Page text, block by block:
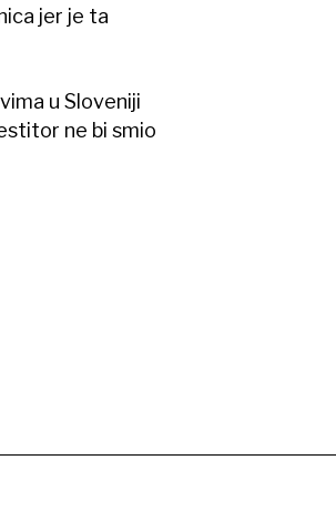
jer je ta
u Sloveniji
ne bi smio